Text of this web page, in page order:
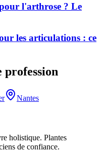
l'arthrose ? Le
les articulations : ce
profession
Nantes
holistique. Plantes
de confiance.